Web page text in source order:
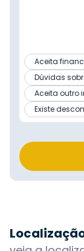
Aceita
Dúvidas
Aceita outro
Existe